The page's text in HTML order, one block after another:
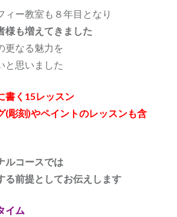
ィー教室も８年目となり
様も増えてきました
更なる魅力を
と思いました
書く15レッスン
(彫刻)やペイントのレッスンも含
ルコースでは
る前提としてお伝えします
イム